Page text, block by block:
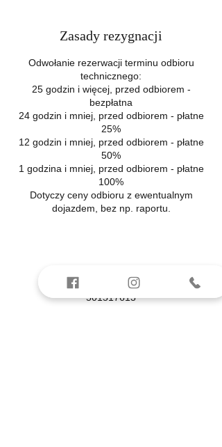
Zasady rezygnacji
Odwołanie rezerwacji terminu odbioru
technicznego:
25 godzin i więcej, przed odbiorem -
bezpłatna
24 godzin i mniej, przed odbiorem - płatne
25%
12 godzin i mniej, przed odbiorem - płatne
50%
1 godzina i mniej, przed odbiorem - płatne
100%
Dotyczy ceny odbioru z ewentualnym
dojazdem, bez np. raportu.
501517613